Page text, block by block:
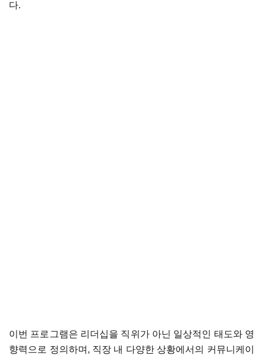
다.
이번 프로그램은 리더십을 직위가 아닌 일상적인 태도와 영
향력으로 정의하며, 직장 내 다양한 상황에서의 커뮤니케이